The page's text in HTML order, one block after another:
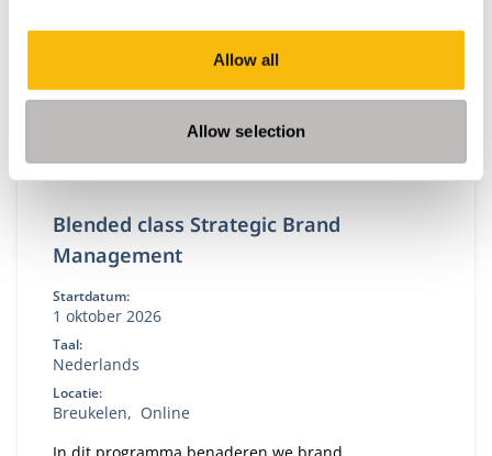
Allow all
Allow selection
Blended class Strategic Brand
Management
Startdatum:
1 oktober 2026
Taal:
Nederlands
Locatie:
Breukelen
Online
In dit programma benaderen we brand